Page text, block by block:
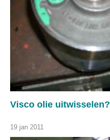
Visco olie uitwisselen?
19 jan 2011